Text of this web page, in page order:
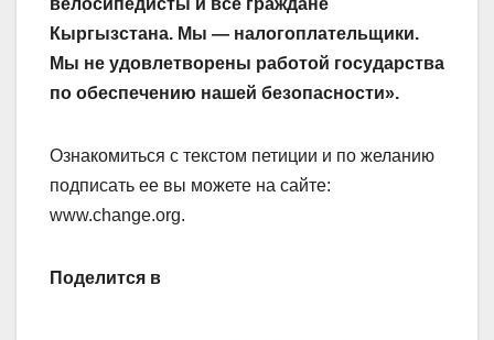
велосипедисты и все граждане
Кыргызстана. Мы — налогоплательщики.
Мы не удовлетворены работой государства
по обеспечению нашей безопасности».
Ознакомиться с текстом петиции и по желанию
подписать ее вы можете на сайте:
www.change.org.
Поделится в